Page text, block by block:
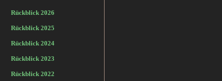
Rückblick 2026
Rückblick 2025
Rückblick 2024
Rückblick 2023
Rückblick 2022